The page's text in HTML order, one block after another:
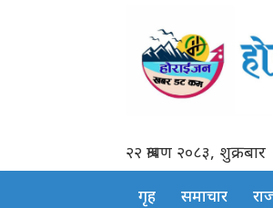
२२ श्रावण २०८३, शुक्रबार
गृह समाचार